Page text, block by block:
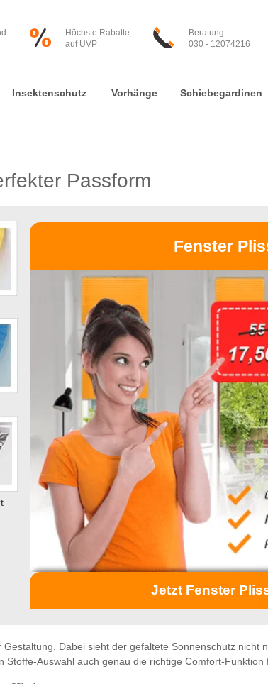
Höchste Rabatte
auf UVP
Beratung
030 - 12074216
Insektenschutz Vorhänge Schiebegardinen
Passform
Fenster
Jetzt Fenster
Dabei sieht der gefaltete Sonnenschutz nicht
Auswahl auch genau die richtige Comfort-